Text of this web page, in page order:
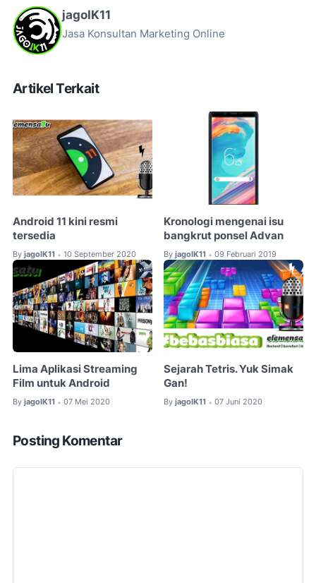
jagoIK11
Jasa Konsultan Marketing Online
Artikel Terkait
Android 11 kini resmi
tersedia
By jagoIK11 • 10 September 2020
Kronologi mengenai isu
bangkrut ponsel Advan
By jagoIK11 • 09 Februari 2019
Lima Aplikasi Streaming
Film untuk Android
By jagoIK11 • 07 Mei 2020
Sejarah Tetris. Yuk Simak
Gan!
By jagoIK11 • 07 Juni 2020
Posting Komentar